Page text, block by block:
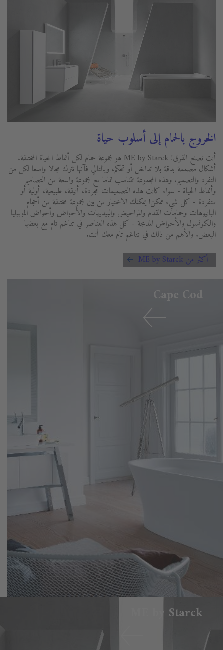
الخروج بالحمام إلى أسلوب حياة
أنت تصنع الفرق! ME by Starck هو مجموعة حمام لكل أنماط الحياة المختلفة.
أشكال مصممة بدقة بلا تداخل أو تحكم، وبالتالي فآنها تترك مجالا واسعا لكل من
التفرد والتصميم. وهذه المجموعة تتناسب تماما مع مجموعة واسعة من التصاميم
وأنماط الحياة - سواء كانت هذه التصميمات مجردة، أنيقة، طبيعية، أولية أو
متفردة - كل شيء ممكن! يمكنك الاختيار من بين مجموعة مختلفة من أحجام
البانيوهات وحمامات القدم والمراحيض والبيديهات والأحواض وأحواض الموبيليا
والكونسول والأحواض المدمجة - كل هذه العناصر في تناغم تام مع بعضها
البعض. والأهم من ذلك في تناغم تام معك أنت.
أكثر من ME by Starck
Cape Cod
ME by Starck